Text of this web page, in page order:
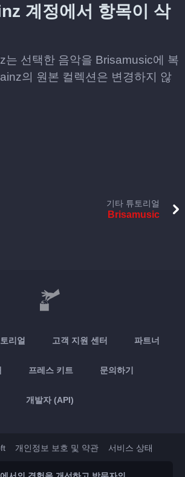
계정에서 항목이 삭
는 선택한 음악을 Brisamusic에 복
의 원본 컬렉션은 변경하지 않
기타 튜토리얼
Brisamusic
리얼 고객 지원 센터 파트너
프레스 키트 문의하기
개발자 (API)
개인정보 보호 및 약관 서비스 상태